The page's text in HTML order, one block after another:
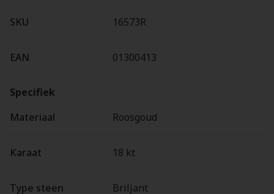
SKU 16573R
EAN 01300413
Specifiek
Materiaal
Roosgoud
Karaat 18 kt
Type steen Briljant